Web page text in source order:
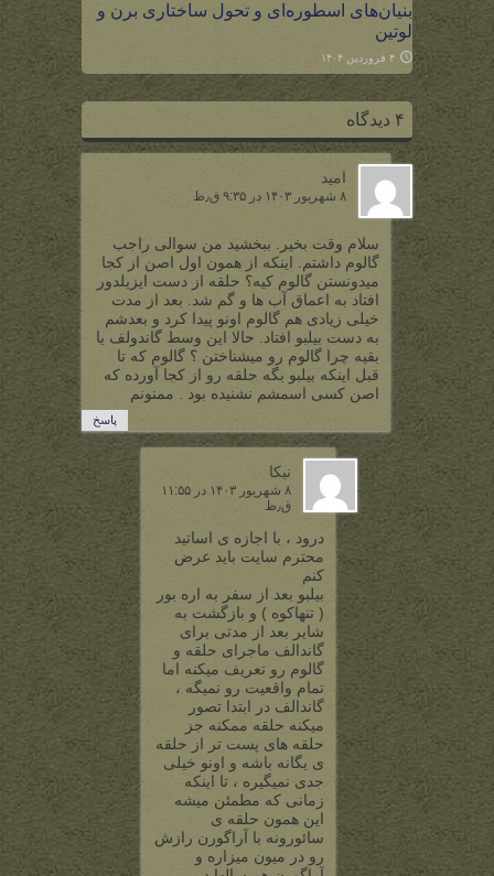
بنیان‌های اسطوره‌ای و تحول ساختاری برن و
لوتین
۴ فروردین ۱۴۰۴
۴ دیدگاه
امید
۸ شهریور ۱۴۰۳ در ۹:۳۵ ق٫ظ
سلام وقت بخیر. ببخشید من سوالی راجب
گالوم داشتم. اینکه از همون اول اصن از کجا
میدونستن گالوم کیه؟ حلقه از دست ایزیلدور
افتاد به اعماق آب ها و گم شد. بعد از مدت
خیلی زیادی هم گالوم اونو پیدا کرد و بعدشم
به دست بیلبو افتاد. حالا این وسط گاندولف یا
بقیه چرا گالوم رو میشناختن ؟ گالوم که تا
قبل اینکه بیلبو بگه حلقه رو از کجا آورده که
اصن کسی اسمشم نشنیده بود‌ . ممنونم
پاسخ
نیکا
۸ شهریور ۱۴۰۳ در ۱۱:۵۵
ق٫ظ
درود ، با اجازه ی اساتید
محترم سایت باید عرض
کنم
بیلبو بعد از سفر به اره بور
( تنهاکوه ) و بازگشت به
شایر بعد از مدتی برای
گاندالف ماجرای حلقه و
گالوم رو تعریف میکنه اما
تمام واقعیت رو نمیگه ،
گاندالف در ابتدا تصور
میکنه حلقه ممکنه جز
حلقه های پست تر از حلقه
ی یگانه باشه و اونو خیلی
جدی نمیگیره ، تا اینکه
زمانی که مطمئن میشه
این همون حلقه ی
سائورونه با آراگورن رازش
رو در میون میزاره و